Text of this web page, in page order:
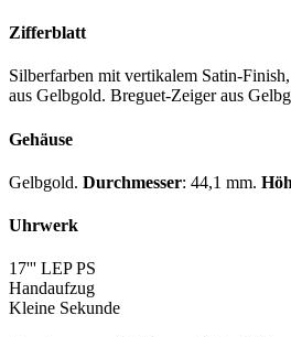
Zifferblatt
Silberfarben mit vertikalem Satin-
aus Gelbgold. Breguet-Zeiger aus
Gehäuse
Gelbgold. Durchmesser: 44,1 mm.
Uhrwerk
17''' LEP PS
Handaufzug
Kleine Sekunde